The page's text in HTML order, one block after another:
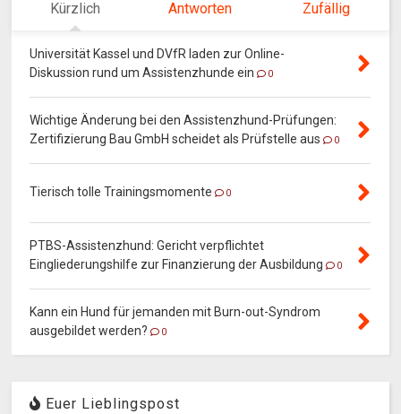
Kürzlich Antworten Zufällig
Universität Kassel und DVfR laden zur Online-
Diskussion rund um Assistenzhunde ein
0
Wichtige Änderung bei den Assistenzhund-Prüfungen:
Zertifizierung Bau GmbH scheidet als Prüfstelle aus
0
Tierisch tolle Trainingsmomente 0
PTBS-Assistenzhund: Gericht verpflichtet
Eingliederungshilfe zur Finanzierung der Ausbildung
0
Kann ein Hund für jemanden mit Burn-out-Syndrom
ausgebildet werden?
0
Euer Lieblingspost